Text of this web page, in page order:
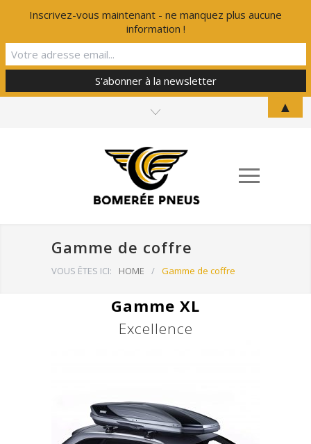
Gamme de coffre
VOUS ÊTES ICI: HOME / Gamme de coffre
Gamme XL
Excellence
Inscrivez-vous maintenant - ne manquez plus aucune
information !
▲